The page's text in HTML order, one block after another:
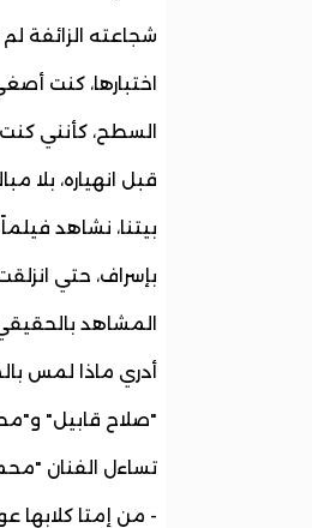
شجاعته الزائفة
اختبارها، كنت
السطح، كأنني
قبل انهياره، بلا
بيتنا، نشاهد
بإسراف، حتي
المشاهد
أدري ماذا لمس
"صلاح قابيل"
تساءل الفنان
- من إمتا كلابها